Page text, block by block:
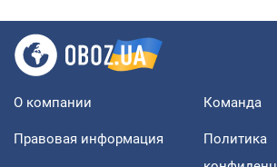
О компании Команда
Правовая информация
Политика